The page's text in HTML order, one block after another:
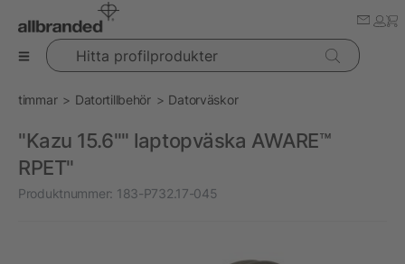
Hitta profilprodukter
timmar Datortillbehör Datorväskor
"Kazu 15.6"" laptopväska AWARE™
RPET"
Produktnummer: 183-P732.17-045